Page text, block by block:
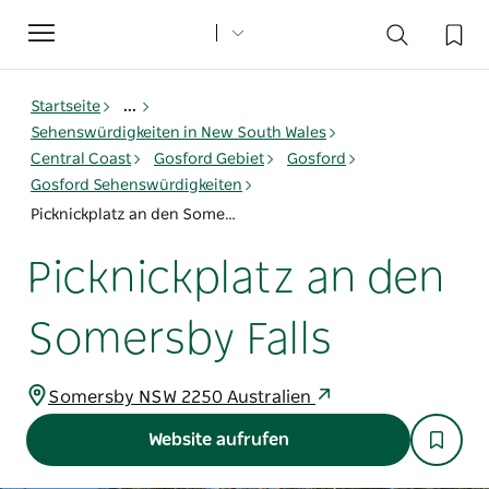
Toggle
navigation
Startseite
...
Sehenswürdigkeiten in New South Wales
Central Coast
Gosford Gebiet
Gosford
Gosford Sehenswürdigkeiten
Picknickplatz an den Somersby Falls
Picknickplatz an den
Somersby Falls
Somersby NSW 2250 Australien
Website aufrufen